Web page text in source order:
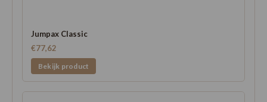
Jumpax Classic
€77,62
Bekijk product